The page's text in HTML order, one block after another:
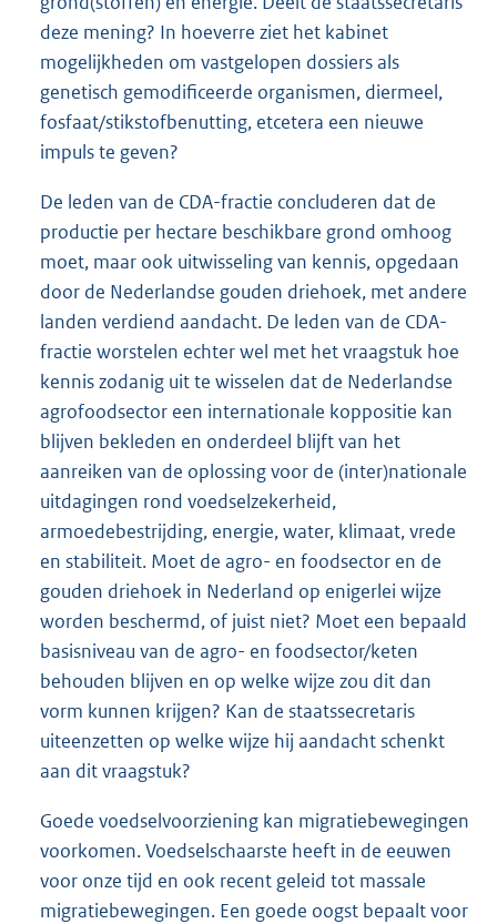
deze mening? In hoeverre ziet het kabinet
mogelijkheden om vastgelopen dossiers als
genetisch gemodificeerde organismen, diermeel,
fosfaat/stikstofbenutting, etcetera een nieuwe
impuls te geven?
De leden van de CDA-fractie concluderen dat de
productie per hectare beschikbare grond omhoog
moet, maar ook uitwisseling van kennis, opgedaan
door de Nederlandse gouden driehoek, met andere
landen verdiend aandacht. De leden van de CDA-
fractie worstelen echter wel met het vraagstuk hoe
kennis zodanig uit te wisselen dat de Nederlandse
agrofoodsector een internationale koppositie kan
blijven bekleden en onderdeel blijft van het
aanreiken van de oplossing voor de (inter)nationale
uitdagingen rond voedselzekerheid,
armoedebestrijding, energie, water, klimaat, vrede
en stabiliteit. Moet de agro- en foodsector en de
gouden driehoek in Nederland op enigerlei wijze
worden beschermd, of juist niet? Moet een bepaald
basisniveau van de agro- en foodsector/keten
behouden blijven en op welke wijze zou dit dan
vorm kunnen krijgen? Kan de staatssecretaris
uiteenzetten op welke wijze hij aandacht schenkt
aan dit vraagstuk?
Goede voedselvoorziening kan migratiebewegingen
voorkomen. Voedselschaarste heeft in de eeuwen
voor onze tijd en ook recent geleid tot massale
migratiebewegingen. Een goede oogst bepaalt voor